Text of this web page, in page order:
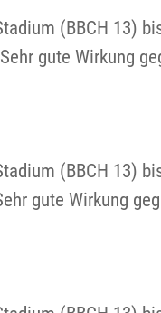
(BBCH 13)
gute Wirkung
(BBCH 13)
gute Wirkung